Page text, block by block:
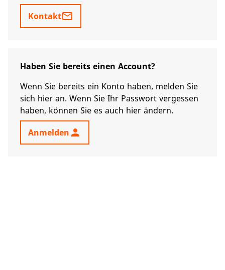
Kontaktmail_outline
Haben Sie bereits einen Account?
Wenn Sie bereits ein Konto haben, melden Sie
sich hier an. Wenn Sie Ihr Passwort vergessen
haben, können Sie es auch hier ändern.
Anmelden person